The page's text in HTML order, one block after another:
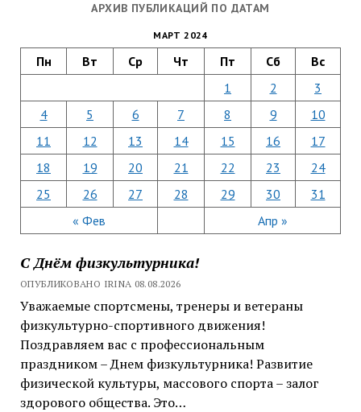
АРХИВ ПУБЛИКАЦИЙ ПО ДАТАМ
МАРТ 2024
Пн Вт Ср Чт Пт Сб Вс
« Фев Апр »
1 2
3
4
5 6 7 8 9
10
11
12 13 14 15 16
17
18
19 20 21 22 23
24
25
26 27 28 29 30 31
С Днём физкультурника!
ОПУБЛИКОВАНО IRINA 08.08.2026
Уважаемые спортсмены, тренеры и ветераны
физкультурно-спортивного движения!
Поздравляем вас с профессиональным
праздником – Днем физкультурника! Развитие
физической культуры, массового спорта – залог
здорового общества. Это…